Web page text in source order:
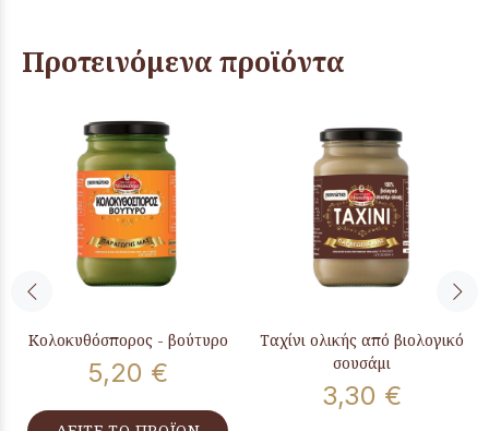
Προτεινόμενα προϊόντα
Κολοκυθόσπορος - βούτυρο
5,20 €
Ταχίνι ολικής από βιολογικό
σουσάμι
3,30 €